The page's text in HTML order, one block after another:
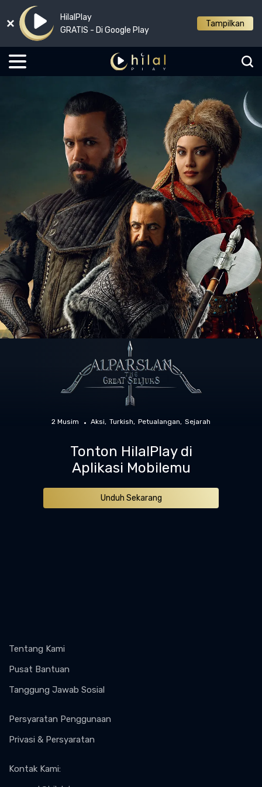
HilalPlay
GRATIS - Di Google Play
Tampilkan
2 Musim Aksi Turkish Petualangan Sejarah
Tonton HilalPlay di
Aplikasi Mobilemu
Unduh Sekarang
Tentang Kami
Pusat Bantuan
Tanggung Jawab Sosial
Persyaratan Penggunaan
Privasi & Persyaratan
Kontak Kami: